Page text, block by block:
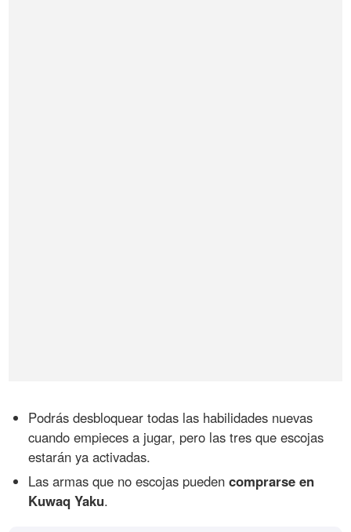
Podrás desbloquear todas las habilidades nuevas
cuando empieces a jugar, pero las tres que escojas
estarán ya activadas.
Las armas que no escojas puedencomprarse en
Kuwaq Yaku.